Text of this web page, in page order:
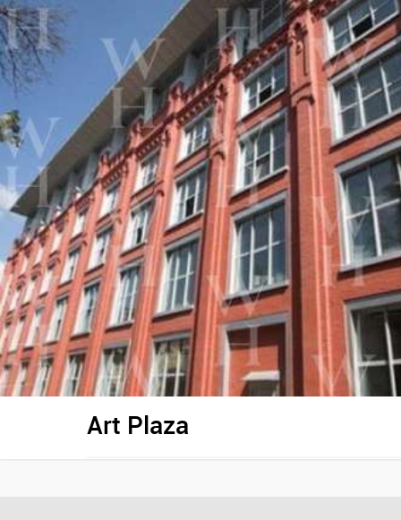
Art Plaza